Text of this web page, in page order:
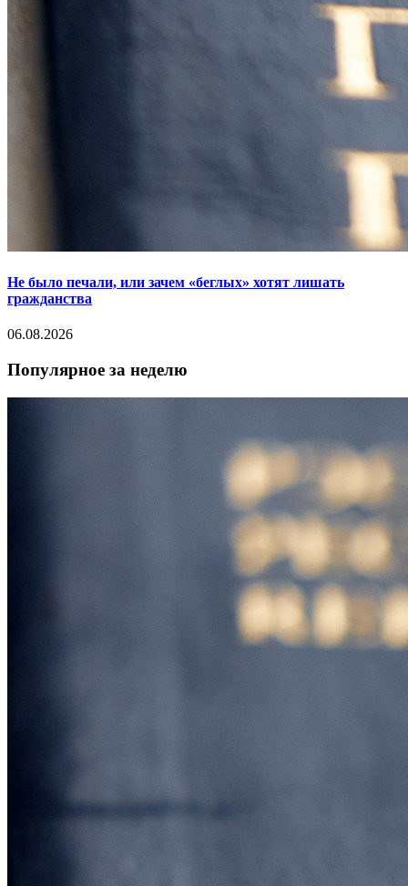
Не было печали, или зачем «беглых» хотят лишать
гражданства
06.08.2026
Популярное за неделю